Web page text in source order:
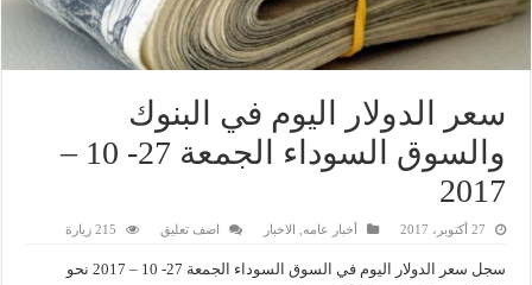
سعر الدولار اليوم في البنوك
والسوق السوداء الجمعة 27- 10 –
2017
27 أكتوبر، 2017 أخبار عامه, الاخبار اضف تعليق 215 زيارة
سجل سعر الدولار اليوم في السوق السوداء الجمعة 27- 10 – 2017 نحو